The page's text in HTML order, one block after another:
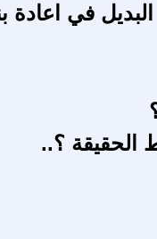
في اعادة
الحقيقة ؟..